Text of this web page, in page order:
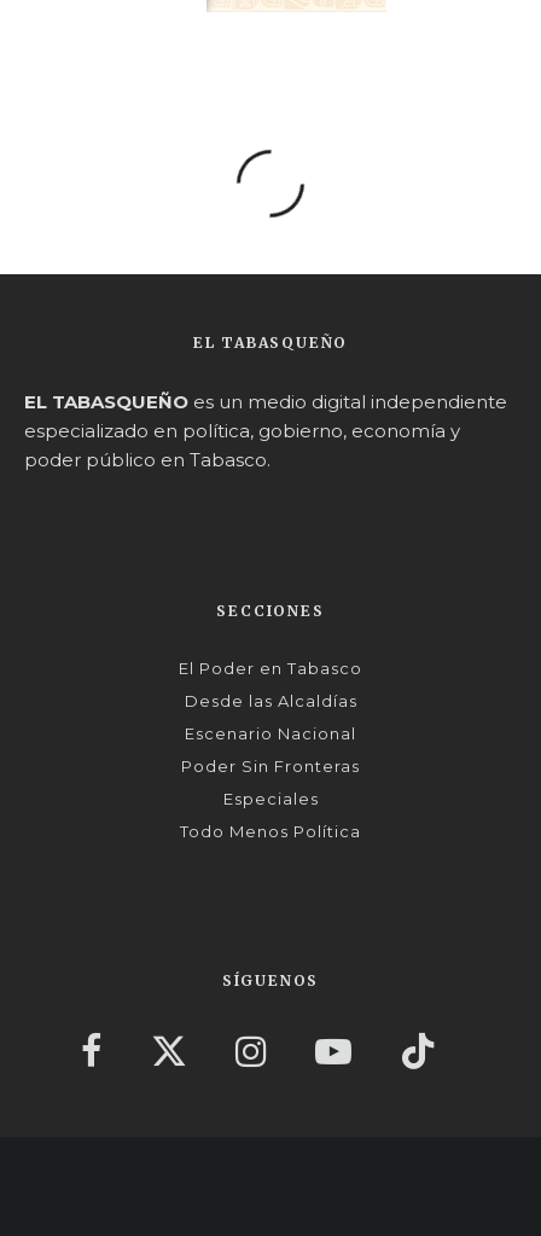
EL TABASQUEÑO
EL TABASQUEÑO es un medio digital independiente
especializado en política, gobierno, economía y
poder público en Tabasco.
SECCIONES
El Poder en Tabasco
Desde las Alcaldías
Escenario Nacional
Poder Sin Fronteras
Especiales
Todo Menos Política
SÍGUENOS